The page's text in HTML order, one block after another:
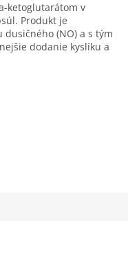
ketoglutarátom v
Produkt je
(NO) a s tým
dodanie kyslíku a